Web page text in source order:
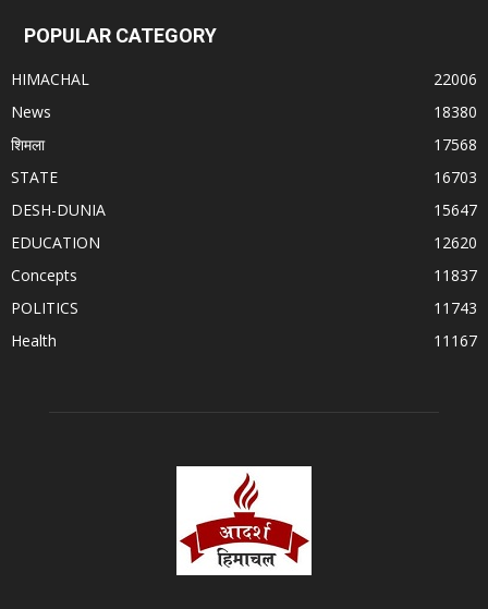
POPULAR CATEGORY
HIMACHAL
22006
News
18380
शिमला
17568
STATE
16703
DESH-DUNIA
15647
EDUCATION
12620
Concepts
11837
POLITICS
11743
Health
11167